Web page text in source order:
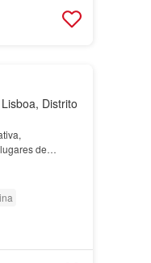
Distrito
de
Avenid…